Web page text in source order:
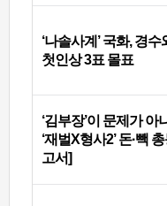
‘나솔사계’ 국화, 경
첫인상 3표 몰표
‘김부장’이 문제가
‘재벌X형사2’ 돈·빽
고서]